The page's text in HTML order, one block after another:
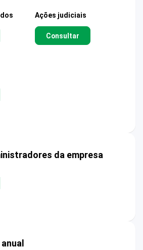
Ações judiciais
Consultar
da empresa